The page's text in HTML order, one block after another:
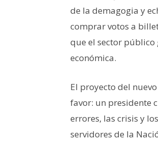
de la demagogia y
comprar votos a
que el sector
económica.
El proyecto del
favor: un presidente
errores, las crisis y
servidores de la